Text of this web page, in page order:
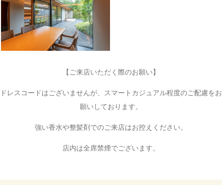
【ご来店いただく際のお願い】
ドレスコードはございませんが、スマートカジュアル程度のご配慮をお
願いしております。
強い香水や整髪剤でのご来店はお控えください。
店内は全席禁煙でございます。